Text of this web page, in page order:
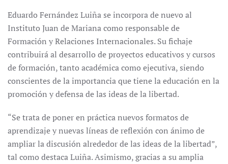
Eduardo Fernández Luiña se incorpora de nuevo al
Instituto Juan de Mariana como responsable de
Formación y Relaciones Internacionales. Su fichaje
contribuirá al desarrollo de proyectos educativos y cursos
de formación, tanto académica como ejecutiva, siendo
conscientes de la importancia que tiene la educación en la
promoción y defensa de las ideas de la libertad.
“Se trata de poner en práctica nuevos formatos de
aprendizaje y nuevas líneas de reflexión con ánimo de
ampliar la discusión alrededor de las ideas de la libertad”,
tal como destaca Luiña. Asimismo, gracias a su amplia